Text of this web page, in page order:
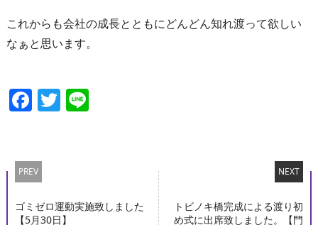
これからも会社の成長とともにどんどん知れ渡って欲しい
なぁと思います。
Facebook
Twitter
Line
PREV
ゴミゼロ運動実施致しました
【5月30日】
NEXT
トビノキ橋完成による渡り初
め式に出席致しました。【門